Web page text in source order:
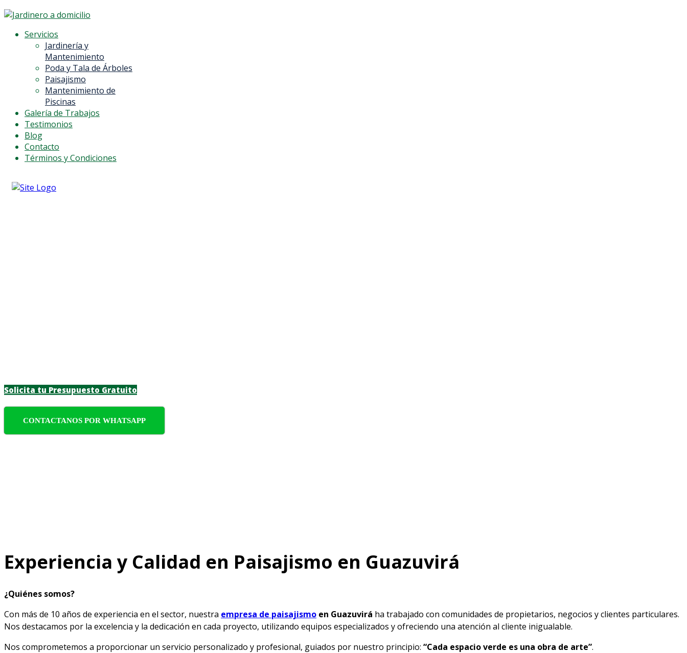
Servicios
Jardinería y
Mantenimiento
Poda y Tala de Árboles
Paisajismo
Mantenimiento de
Piscinas
Galería de Trabajos
Testimonios
Blog
Contacto
Términos y Condiciones
Solicita tu Presupuesto Gratuito
CONTACTANOS POR WHATSAPP
Experiencia y Calidad en Paisajismo en Guazuvirá
¿Quiénes somos?
Con más de 10 años de experiencia en el sector, nuestra empresa de paisajismo en Guazuvirá ha trabajado con comunidades de propietarios, negocios y clientes particulares.
Nos destacamos por la excelencia y la dedicación en cada proyecto, utilizando equipos especializados y ofreciendo una atención al cliente inigualable.
Nos comprometemos a proporcionar un servicio personalizado y profesional, guiados por nuestro principio: “Cada espacio verde es una obra de arte”.